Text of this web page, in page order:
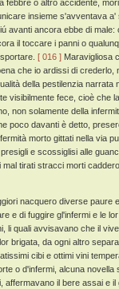
febbre o altro accidente,
insieme s'avventava
avanti ancora ebbe di
il toccare i panni o
[ 016 ] Maravigliosa
che io ardissi di
della pestilenzia
visibilmente fece, cioè che
non solamente della
poco davanti è detto,
morto gittati nella via
e scossiglisi alle
tirati stracci morti
nacquero diverse paure
e di fuggire gl'infermi e le
li quali avvisavano che il
brigata, da ogni altro
cibi e ottimi vini
o d'infermi, alcuna
affermavano il bere assai e